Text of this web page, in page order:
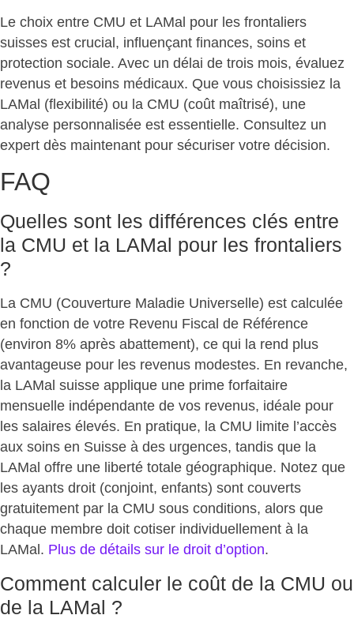
Le choix entre CMU et LAMal pour les frontaliers
suisses est crucial, influençant finances, soins et
protection sociale. Avec un délai de trois mois, évaluez
revenus et besoins médicaux. Que vous choisissiez la
LAMal (flexibilité) ou la CMU (coût maîtrisé), une
analyse personnalisée est essentielle. Consultez un
expert dès maintenant pour sécuriser votre décision.
FAQ
Quelles sont les différences clés entre
la CMU et la LAMal pour les frontaliers
?
La CMU (Couverture Maladie Universelle) est calculée
en fonction de votre Revenu Fiscal de Référence
(environ 8% après abattement), ce qui la rend plus
avantageuse pour les revenus modestes. En revanche,
la LAMal suisse applique une prime forfaitaire
mensuelle indépendante de vos revenus, idéale pour
les salaires élevés. En pratique, la CMU limite l’accès
aux soins en Suisse à des urgences, tandis que la
LAMal offre une liberté totale géographique. Notez que
les ayants droit (conjoint, enfants) sont couverts
gratuitement par la CMU sous conditions, alors que
chaque membre doit cotiser individuellement à la
LAMal. Plus de détails sur le droit d’option.
Comment calculer le coût de la CMU ou
de la LAMal ?